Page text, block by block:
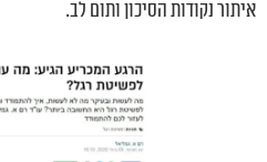
איתור נקודות הסיכון ותום לב.